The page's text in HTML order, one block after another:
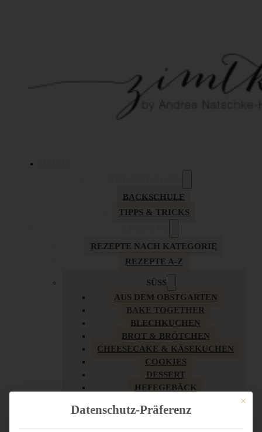
BACKSCHULE
TIPPS & TRICKS
REZEPTE NACH KATEGORIE
REZEPTE A-Z
SÜSS
AUS DEM OBSTGARTEN
BAKE TOGETHER
BLECHKUCHEN
BROT & BRÖTCHEN
CHEESECAKE & KÄSEKUCHEN
COOKIES
DESSERT
HEFEGEBÄCK
KUCHEN
LOW CARB & GESÜNDER
Mit
Datenschutz-Präferenz